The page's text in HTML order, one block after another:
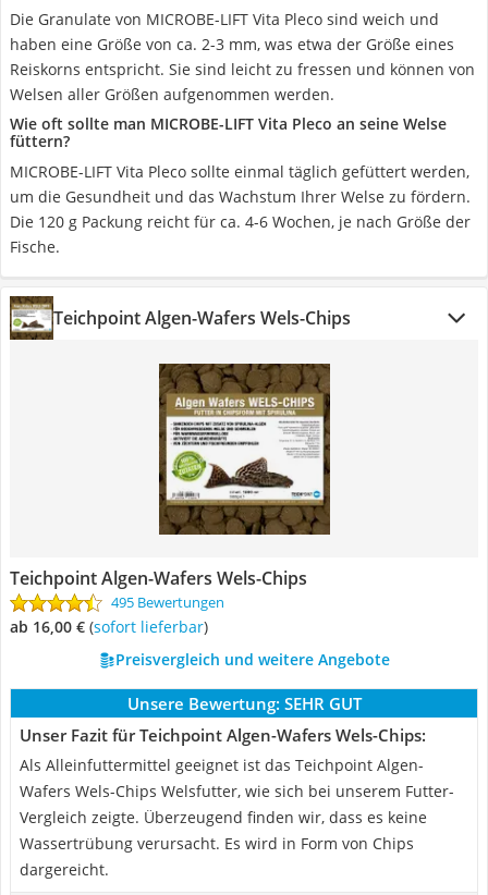
Die Granulate von MICROBE-LIFT Vita Pleco sind weich und
haben eine Größe von ca. 2-3 mm, was etwa der Größe eines
Reiskorns entspricht. Sie sind leicht zu fressen und können von
Welsen aller Größen aufgenommen werden.
Wie oft sollte man MICROBE-LIFT Vita Pleco an seine Welse
füttern?
MICROBE-LIFT Vita Pleco sollte einmal täglich gefüttert werden,
um die Gesundheit und das Wachstum Ihrer Welse zu fördern.
Die 120 g Packung reicht für ca. 4-6 Wochen, je nach Größe der
Fische.
Teichpoint Algen-Wafers Wels-Chips
Teichpoint Algen-Wafers Wels-Chips
495 Bewertungen
ab 16,00 € ( Sofort lieferbar)
Preisvergleich und weitere Angebote
Unsere Bewertung: SEHR GUT
Unser Fazit für Teichpoint Algen-Wafers Wels-Chips:
Als Alleinfuttermittel geeignet ist das Teichpoint Algen-
Wafers Wels-Chips Welsfutter, wie sich bei unserem Futter-
Vergleich zeigte. Überzeugend finden wir, dass es keine
Wassertrübung verursacht. Es wird in Form von Chips
dargereicht.